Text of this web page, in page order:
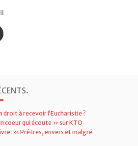
.
à recevoir l’Eucharistie ?
coeur qui écoute » sur KTO
: « Prêtres, envers et malgré